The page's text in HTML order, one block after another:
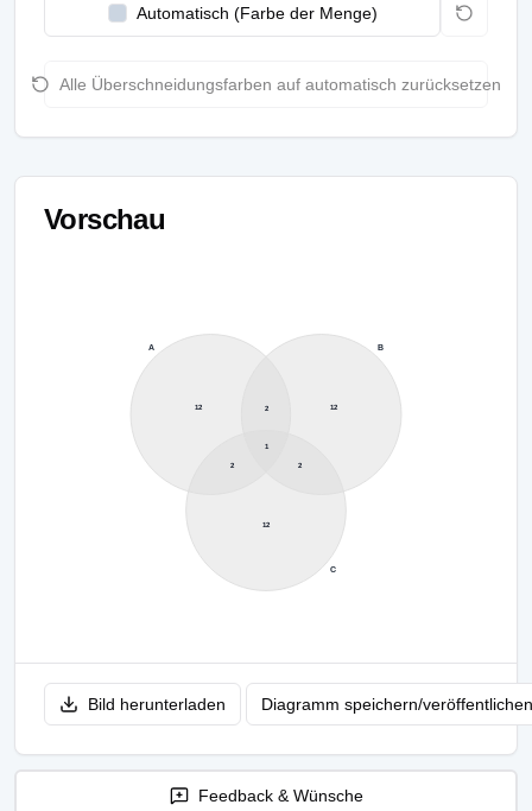
Automatisch (Farbe der Menge)
Alle Überschneidungsfarben auf automatisch zurücksetzen
Vorschau
12 12
12
2
2 2
1
A B
C
Bild herunterladen Diagramm speichern/veröffentlichen
Feedback & Wünsche